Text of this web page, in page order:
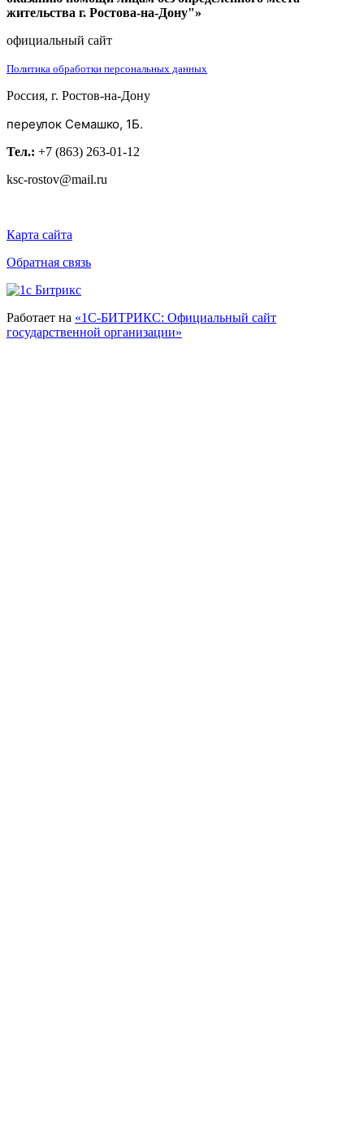
жительства г. Ростова-на-Дону"»
официальный сайт
Политика обработки персональных данных
Россия, г. Ростов-на-Дону
переулок Семашко, 1Б.
Тел.: +7 (863) 263-01-12
ksc-rostov@mail.ru
Карта сайта
Обратная связь
Работает на «1С-БИТРИКС: Официальный сайт
государственной организации»